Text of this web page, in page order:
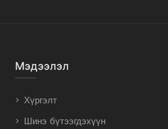
Мэдээлэл
Хүргэлт
Шинэ бүтээгдэхүүн